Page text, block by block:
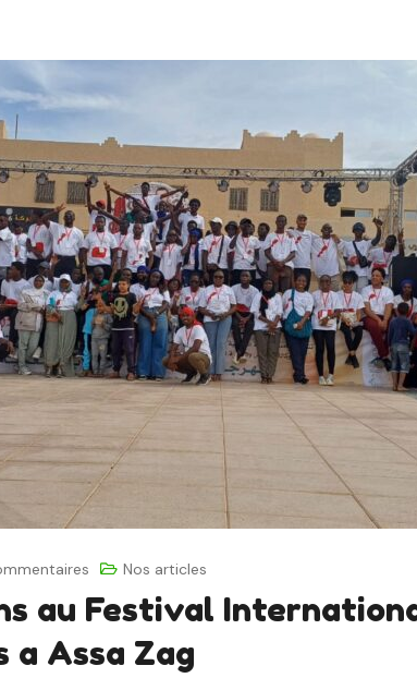
Nos articles
au Festival
a Assa Zag